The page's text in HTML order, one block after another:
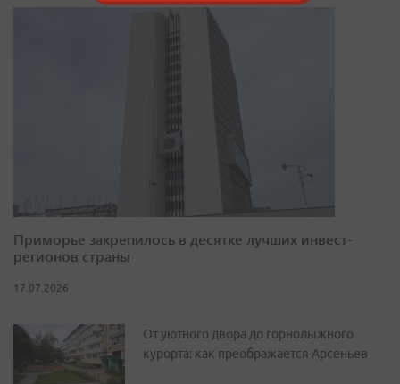
Приморье закрепилось в десятке лучших инвест-
регионов страны
17.07.2026
От уютного двора до горнолыжного
курорта: как преображается Арсеньев